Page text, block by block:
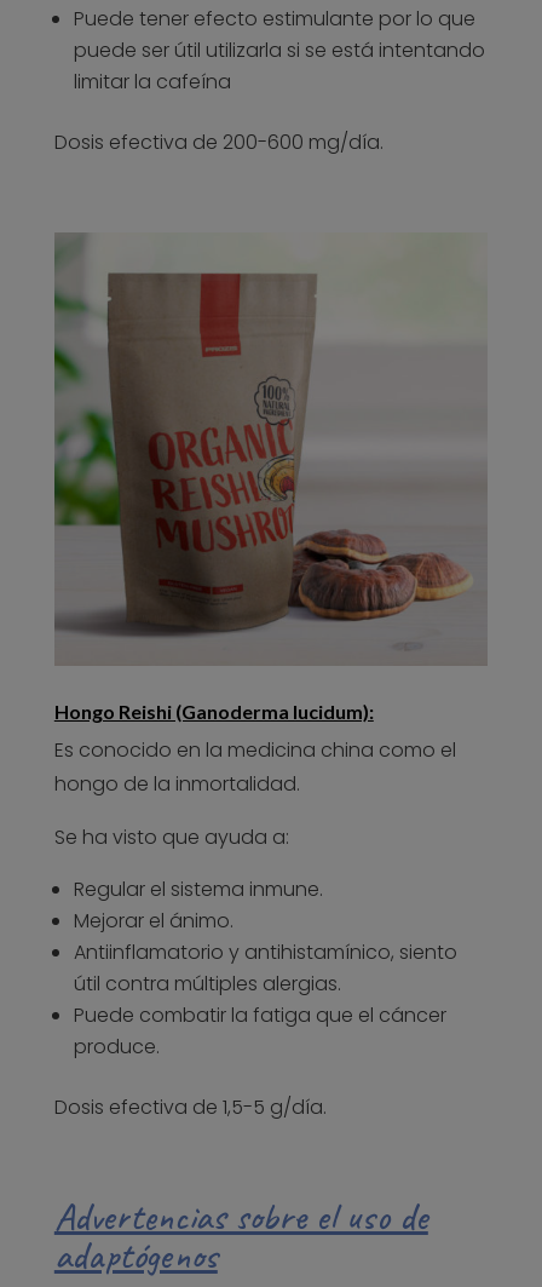
Puede tener efecto estimulante por lo que
puede ser útil utilizarla si se está intentando
limitar la cafeína
Dosis efectiva de 200-600 mg/día.
Hongo Reishi (Ganoderma lucidum):
Es conocido en la medicina china como el
hongo de la inmortalidad.
Se ha visto que ayuda a:
Regular el sistema inmune.
Mejorar el ánimo.
Antiinflamatorio y antihistamínico, siento
útil contra múltiples alergias.
Puede combatir la fatiga que el cáncer
produce.
Dosis efectiva de 1,5-5 g/día.
Advertencias sobre el uso de
adaptógenos